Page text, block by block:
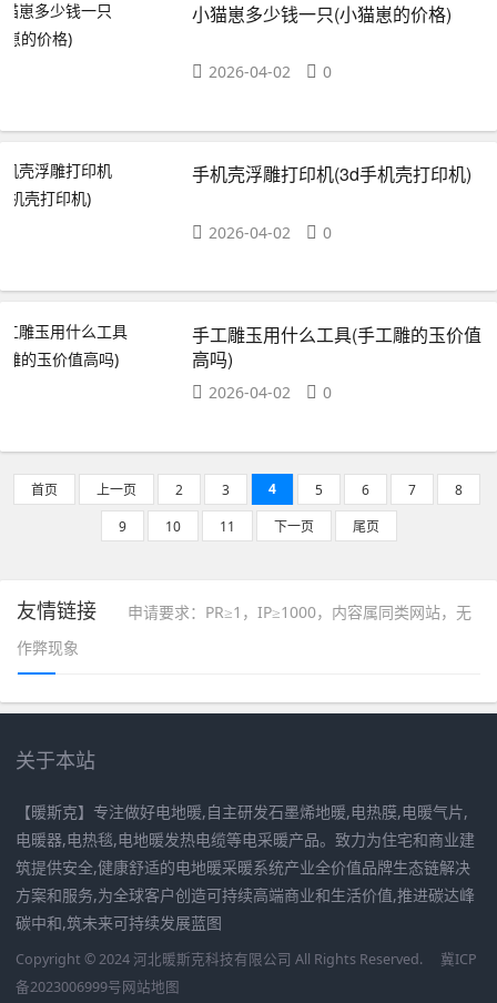
小猫崽多少钱一只(小猫崽的价格)
2026-04-02 0
手机壳浮雕打印机(3d手机壳打印机)
2026-04-02 0
手工雕玉用什么工具(手工雕的玉价值
高吗)
2026-04-02 0
首页 上一页 2 3 4 5 6 7
8
9
10 11 下一页 尾页
友情链接
申请要求：PR≥1，IP≥1000，内容属同类网站，无
作弊现象
关于本站
【暖斯克】专注做好电地暖,自主研发石墨烯地暖,电热膜,电暖气片,
电暖器,电热毯,电地暖发热电缆等电采暖产品。致力为住宅和商业建
筑提供安全,健康舒适的电地暖采暖系统产业全价值品牌生态链解决
方案和服务,为全球客户创造可持续高端商业和生活价值,推进碳达峰
碳中和,筑未来可持续发展蓝图
Copyright © 2024 河北暖斯克科技有限公司 All Rights Reserved.
冀ICP
备2023006999号网站地图